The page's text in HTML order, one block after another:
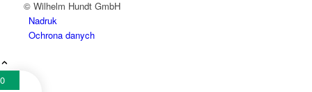
© Wilhelm Hundt GmbH
Nadruk
Ochrona danych
0